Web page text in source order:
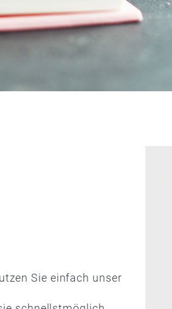
Sie einfach unser